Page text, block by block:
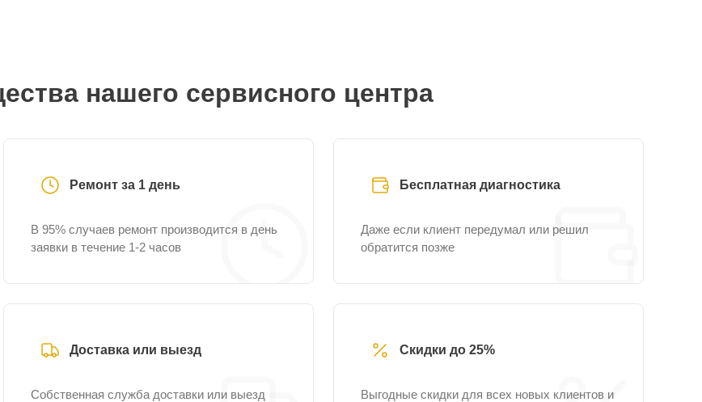
нашего сервисного центра
Ремонт за 1 день
В 95% случаев ремонт производится в день
заявки в течение 1-2 часов
Бесплатная диагностика
Даже если клиент передумал или решил
обратится позже
Доставка или выезд
Собственная служба доставки или выезд
Скидки до 25%
Выгодные скидки для всех новых клиентов и